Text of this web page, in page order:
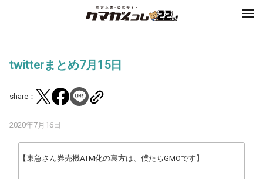
twitterまとめ7月15日
share：
2020年7月16日
【東急さん券売機ATM化の裏方は、僕たちGMOです】